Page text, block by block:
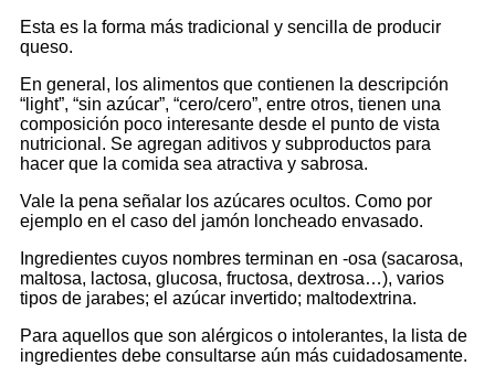
Esta es la forma más tradicional y sencilla de producir
queso.
En general, los alimentos que contienen la descripción
“light”, “sin azúcar”, “cero/cero”, entre otros, tienen una
composición poco interesante desde el punto de vista
nutricional. Se agregan aditivos y subproductos para
hacer que la comida sea atractiva y sabrosa.
Vale la pena señalar los azúcares ocultos. Como por
ejemplo en el caso del jamón loncheado envasado.
Ingredientes cuyos nombres terminan en -osa (sacarosa,
maltosa, lactosa, glucosa, fructosa, dextrosa…), varios
tipos de jarabes; el azúcar invertido; maltodextrina.
Para aquellos que son alérgicos o intolerantes, la lista de
ingredientes debe consultarse aún más cuidadosamente.